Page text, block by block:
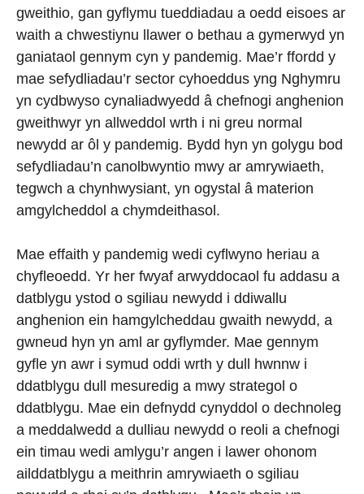
gweithio, gan gyflymu tueddiadau a oedd eisoes ar
waith a chwestiynu llawer o bethau a gymerwyd yn
ganiataol gennym cyn y pandemig. Mae’r ffordd y
mae sefydliadau’r sector cyhoeddus yng Nghymru
yn cydbwyso cynaliadwyedd â chefnogi anghenion
gweithwyr yn allweddol wrth i ni greu normal
newydd ar ôl y pandemig. Bydd hyn yn golygu bod
sefydliadau’n canolbwyntio mwy ar amrywiaeth,
tegwch a chynhwysiant, yn ogystal â materion
amgylcheddol a chymdeithasol.
Mae effaith y pandemig wedi cyflwyno heriau a
chyfleoedd. Yr her fwyaf arwyddocaol fu addasu a
datblygu ystod o sgiliau newydd i ddiwallu
anghenion ein hamgylcheddau gwaith newydd, a
gwneud hyn yn aml ar gyflymder. Mae gennym
gyfle yn awr i symud oddi wrth y dull hwnnw i
ddatblygu dull mesuredig a mwy strategol o
ddatblygu. Mae ein defnydd cynyddol o dechnoleg
a meddalwedd a dulliau newydd o reoli a chefnogi
ein timau wedi amlygu’r angen i lawer ohonom
ailddatblygu a meithrin amrywiaeth o sgiliau